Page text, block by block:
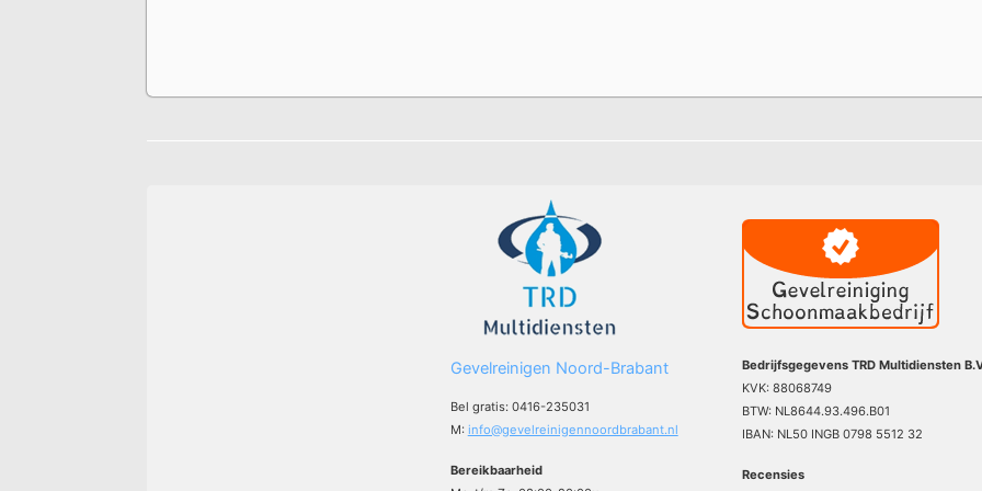
Gevelreinigen Noord-Brabant
Bel gratis: 0416-235031
M: info@gevelreinigennoordbrabant.nl
Bereikbaarheid
Bedrijfsgegevens TRD Multidiensten
KVK: 88068749
BTW: NL8644.93.496.B01
IBAN: NL50 INGB 0798 5512 32
Recensies